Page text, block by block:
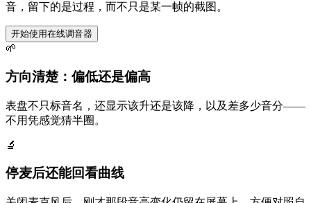
音，留下的是过程，而不只是某一帧的截图。
开始使用在线调音器
🌱
方向清楚：偏低还是偏高
表盘不只标音名，还显示该升还是该降，以及差多少音分——
不用凭感觉猜半圈。
🔬
停麦后还能回看曲线